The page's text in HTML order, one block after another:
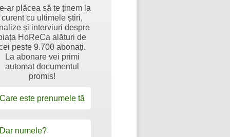
ar plăcea să te ținem la
curent cu ultimele știri,
și interviuri despre
HoReCa alături de
peste 9.700 abonați.
La abonare vei primi
automat documentul
promis!